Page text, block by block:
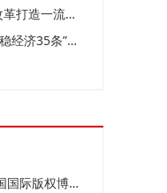
天津持续深化“放管服”改革打造一流营商环境
天津市商务局成功举办“稳经济35条”政策宣讲会
天津展团亮相第十届中国国际版权博览会